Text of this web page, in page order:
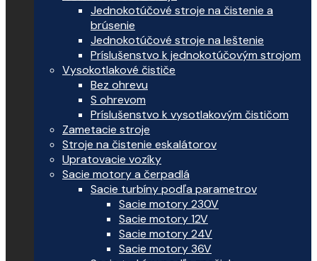
Jednokotúčové stroje na čistenie a
brúsenie
Jednokotúčové stroje na leštenie
Príslušenstvo k jednokotúčovým strojom
Vysokotlakové čističe
Bez ohrevu
S ohrevom
Príslušenstvo k vysotlakovým čističom
Zametacie stroje
Stroje na čistenie eskalátorov
Upratovacie vozíky
Sacie motory a čerpadlá
Sacie turbíny podľa parametrov
Sacie motory 230V
Sacie motory 12V
Sacie motory 24V
Sacie motory 36V